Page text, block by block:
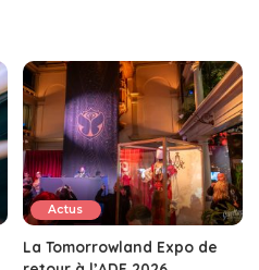
Actus
La Tomorrowland Expo de